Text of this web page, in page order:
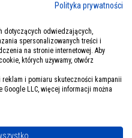
sklepu internetowego
Polityka prywatności
dotyczących odwiedzających,
spersonalizowanych treści i
na stronie internetowej. Aby
których używamy, otwórz
i pomiaru skuteczności kampanii
LLC, więcej informacji można